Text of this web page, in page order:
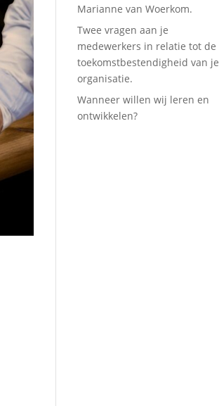
Marianne van Woerkom.
Twee vragen aan je
medewerkers in relatie tot de
toekomstbestendigheid van je
organisatie.
Wanneer willen wij leren en
ontwikkelen?